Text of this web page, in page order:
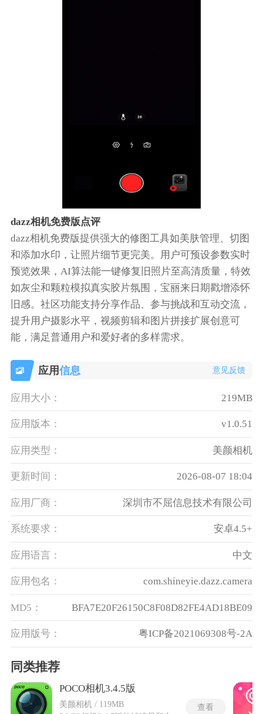
dazz相机免费版点评
dazz相机免费版提供强大的修图工具如美肤管理、切图
和添加水印，让照片细节更完美。用户可预设参数实时
预览效果，AI算法能一键修复旧照片至高清质量，特效
如灰尘和颗粒模拟真实胶片氛围，宝丽来日期戳增添怀
旧感。社区功能支持分享作品、参与挑战和互动交流，
提升用户摄影水平，视频剪辑和图片拼接扩展创意可
能，满足普通用户和爱好者的多样需求。
应用信息 意见反馈
应用大小： 219MB
应用版本： v1.0.51
应用类型： 美颜相机
更新时间： 2026-08-07 18:04
应用厂商： 深圳市不屈信息技术有限公司
系统要求： 安卓4.5+
应用语言： 中文
应用包名： com.shineyie.dazz.camera
MD5： BFA7E20F26150C8F08D82FE4AD18BE09
应用版号： 粤ICP备2021069308号-2A
同类推荐
POCO相机3.4.5版
美颜相机 / 119MB
查看